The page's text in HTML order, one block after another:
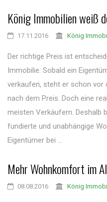
König Immobilien weiß
17.11.2016 König
Der richtige Preis ist
Immobilie. Sobald ein
verkaufen, steht er schon vor
nach dem Preis. Doch eine
meisten Verkäufern. Deshalb
fundierte und unabhängige
Eigentümer bei ...
Mehr Wohnkomfort im
08.08.2016 König